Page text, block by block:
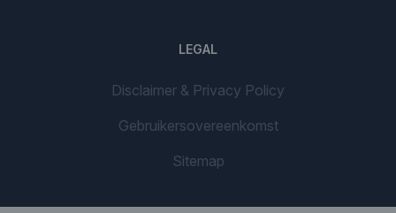
LEGAL
Disclaimer & Privacy Policy
Gebruikersovereenkomst
Sitemap